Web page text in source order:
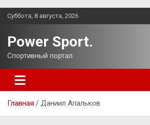
Перейти
Суббота, 8 августа, 2026
Power Sport.
Спортивный портал.
Главная Даниил Апальков